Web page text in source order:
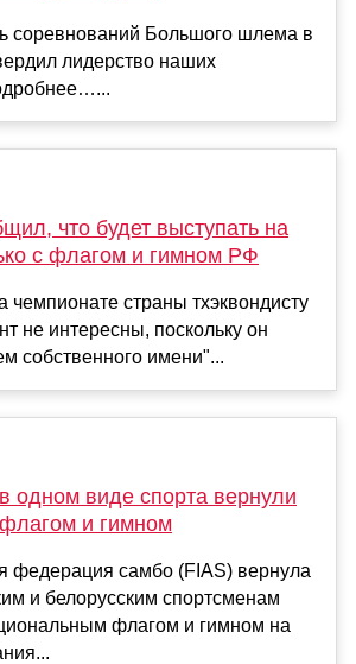
соревнований Большого шлема в
лидерство наших
что будет выступать на
с флагом и гимном РФ
чемпионате страны тхэквондисту
не интересны, поскольку он
собственного имени"...
одном виде спорта вернули
и гимном
федерация самбо (FIAS) вернула
и белорусским спортсменам
флагом и гимном на